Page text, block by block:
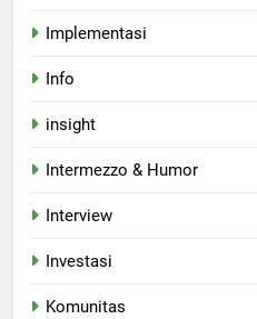
Implementasi
Info
insight
Intermezzo & Humor
Interview
Investasi
Komunitas